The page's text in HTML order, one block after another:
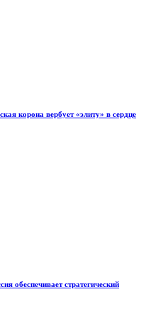
корона вербует «элиту» в сердце
обеспечивает стратегический